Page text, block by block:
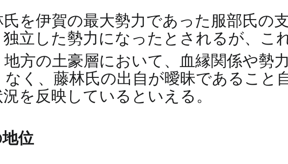
氏を伊賀の最大勢力であった服部氏の
立した勢力になったとされるが、こ
地方の土豪層において、血縁関係や勢
く、藤林氏の出自が曖昧であること
を反映しているといえる。
位